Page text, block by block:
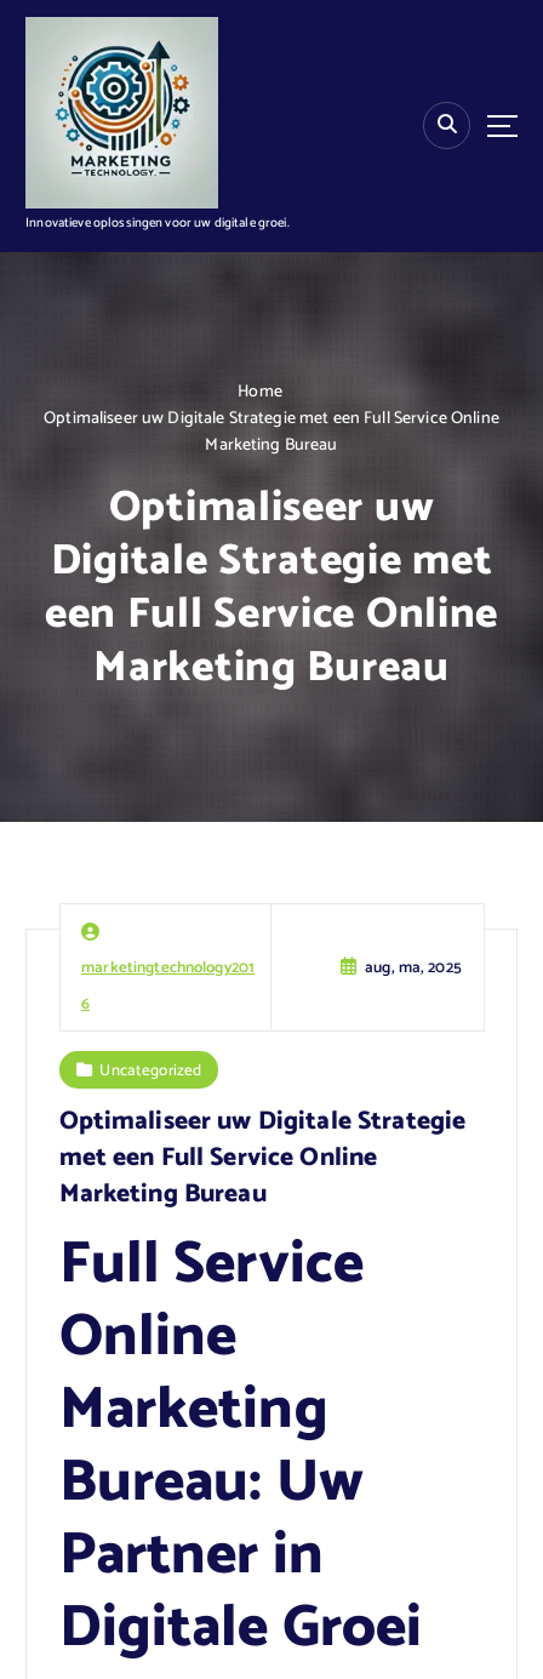
n
Innovatieve oplossingen voor uw digitale groei.
Home
Optimaliseer uw Digitale Strategie met een Full Service Online
Marketing Bureau
Optimaliseer uw
Digitale Strategie met
een Full Service Online
Marketing Bureau
marketingtechnology201
6
aug, ma, 2025
Uncategorized
Optimaliseer uw Digitale Strategie
met een Full Service Online
Marketing Bureau
Full Service
Online
Marketing
Bureau: Uw
Partner in
Digitale Groei